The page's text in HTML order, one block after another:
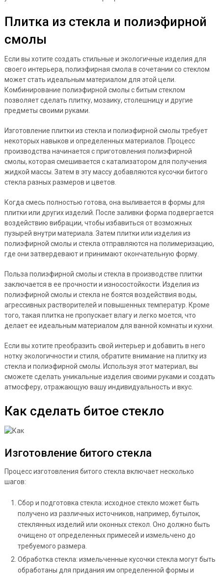
Плитка из стекла и полиэфирной
смолы
Если вы хотите создать стильные и экологичные изделия для
своего интерьера, полиэфирная смола в сочетании со стеклом
может стать идеальным материалом для этой цели.
Комбинирование полиэфирной смолы с битым стеклом
позволяет сделать плитку, мозаику, столешницу и другие
предметы своими руками.
Изготовление плитки из стекла и полиэфирной смолы требует
некоторых навыков и определенных материалов. Процесс
производства начинается с приготовления полиэфирной
смолы, которая смешивается с катализатором для получения
жидкой массы. Затем в эту массу добавляются кусочки битого
стекла разных размеров и цветов.
Когда смесь полностью готова, она выливается в формы для
плитки или других изделий. После заливки форма подвергается
воздействию вибрации, чтобы избавиться от возможных
пузырей внутри материала. Затем плитки или изделия из
полиэфирной смолы и стекла отправляются на полимеризацию,
где они затвердевают и принимают окончательную форму.
Польза полиэфирной смолы и стекла в производстве плитки
заключается в ее прочности и износостойкости. Изделия из
полиэфирной смолы и стекла не боятся воздействия воды,
агрессивных растворителей и повышенных температур. Кроме
того, такая плитка не пропускает влагу и легко моется, что
делает ее идеальным материалом для ванной комнаты и кухни.
Если вы хотите преобразить свой интерьер и добавить в него
нотку экологичности и стиля, обратите внимание на плитку из
стекла и полиэфирной смолы. Используя этот материал, вы
сможете сделать уникальные изделия своими руками и создать
атмосферу, отражающую вашу индивидуальность и вкус.
Как сделать битое стекло
Изготовление битого стекла
Процесс изготовления битого стекла включает несколько
шагов:
Сбор и подготовка стекла: исходное стекло может быть
получено из различных источников, например, бутылок,
стеклянных изделий или оконных стекол. Оно должно быть
очищено от определенных примесей и измельчено до
требуемого размера.
Обработка стекла: измельченные кусочки стекла могут быть
обработаны для придания им определенной формы и